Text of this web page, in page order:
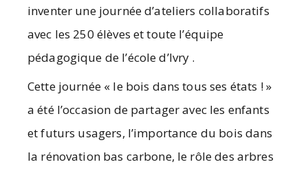
inventer une journée d’ateliers collaboratifs
avec les 250 élèves et toute l’équipe
pédagogique de l’école d’Ivry .
Cette journée « le bois dans tous ses états ! »
a été l’occasion de partager avec les enfants
et futurs usagers, l’importance du bois dans
la rénovation bas carbone, le rôle des arbres